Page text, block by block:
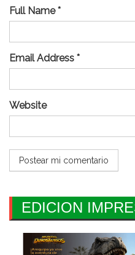
Full Name *
Email Address *
Website
EDICION